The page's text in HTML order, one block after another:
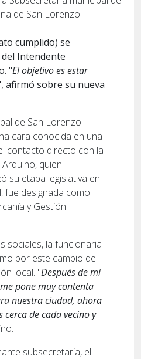
cumplido) se
Intendente
"El objetivo es estar
afirmó sobre su nueva
de San Lorenzo
cara conocida en una
contacto directo con la
quien
su etapa legislativa en
fue designada como
y Gestión
sociales, la funcionaria
por este cambio de
local. "Después de mi
pone muy contenta
nuestra ciudad, ahora
de cada vecino y
subsecretaria, el